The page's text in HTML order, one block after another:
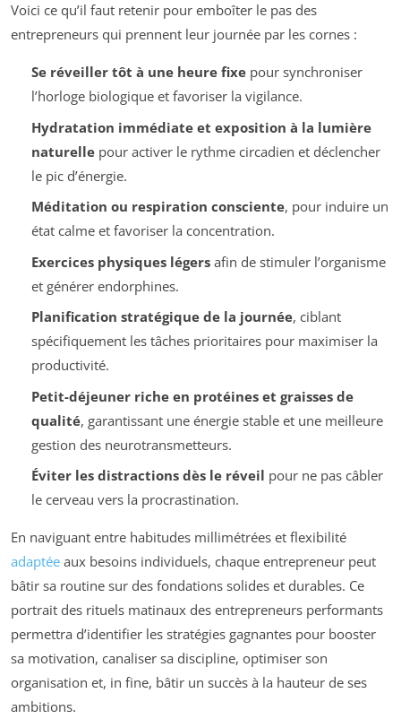
Voici ce qu’il faut retenir pour emboîter le pas des
entrepreneurs qui prennent leur journée par les cornes :
Se réveiller tôt à une heure fixepour synchroniser
l’horloge biologique et favoriser la vigilance.
Hydratation immédiate et exposition à la lumière
naturellepour activer le rythme circadien et déclencher
le pic d’énergie.
Méditation ou respiration consciente, pour induire un
état calme et favoriser la concentration.
Exercices physiques légersafin de stimuler l’organisme
et générer endorphines.
Planification stratégique de la journée, ciblant
spécifiquement les tâches prioritaires pour maximiser la
productivité.
Petit-déjeuner riche en protéines et graisses de
qualité, garantissant une énergie stable et une meilleure
gestion des neurotransmetteurs.
Éviter les distractions dès le réveil pour ne pas câbler
le cerveau vers la procrastination.
En naviguant entre habitudes millimétrées et flexibilité
adaptée aux besoins individuels, chaque entrepreneur peut
bâtir sa routine sur des fondations solides et durables. Ce
portrait des rituels matinaux des entrepreneurs performants
permettra d’identifier les stratégies gagnantes pour booster
sa motivation, canaliser sa discipline, optimiser son
organisation et, in fine, bâtir un succès à la hauteur de ses
ambitions.